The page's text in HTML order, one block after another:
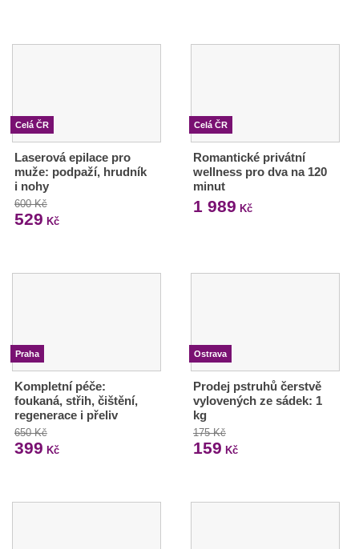
Celá ČR
Laserová epilace pro
muže: podpaží, hrudník
i nohy
600 Kč
529 Kč
Celá ČR
Romantické privátní
wellness pro dva na 120
minut
1 989 Kč
Praha
Kompletní péče:
foukaná, střih, čištění,
regenerace i přeliv
650 Kč
399 Kč
Ostrava
Prodej pstruhů čerstvě
vylovených ze sádek: 1
kg
175 Kč
159 Kč